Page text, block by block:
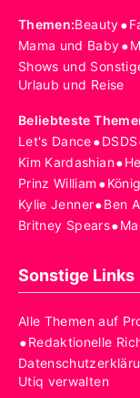
Themen:Beauty•
Mama und Baby•
Shows und
Urlaub und Reise
Beliebteste
Let's Dance•DSDS
Kim Kardashian•
Prinz William •
Kylie Jenner•Ben
Britney Spears•
Sonstige Links
Alle Themen auf
•Redaktionelle
Utiq verwalten